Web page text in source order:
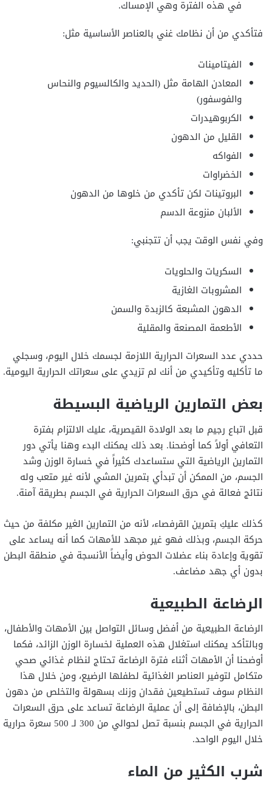
في هذه الفترة وهي الإمساك.
فتأكدي من أن نظامك غني بالعناصر الأساسية مثل:
الفيتامينات
المعادن الهامة مثل (الحديد والكالسيوم والنحاس
والفوسفور)
الكربوهيدرات
القليل من الدهون
الفواكه
الخضراوات
البروتينات لكن تأكدي من خلوها من الدهون
الألبان منزوعة الدسم
وفي نفس الوقت يجب أن تتجنبي:
السكريات والحلويات
المشروبات الغازية
الدهون المشبعة كالزبدة والسمن
الأطعمة المصنعة والمقلية
حددي عدد السعرات الحرارية اللازمة لجسمك خلال اليوم، وسجلي
ما تأكليه وتأكيدي من أنك لم تزيدي على سعراتك الحرارية اليومية.
بعض التمارين الرياضية البسيطة
قبل اتباع رجيم ما بعد الولادة القيصرية، عليك الالتزام بفترة
التعافي أولاً كما أوضحنا. بعد ذلك يمكنك البدء وهنا يأتي دور
التمارين الرياضية التي ستساعدك كثيراً في خسارة الوزن وشد
الجسم، من الممكن أن تبدأي بتمرين المشي لأنه غير متعب وله
نتائج فعالة في حرق السعرات الحرارية في الجسم بطريقة آمنة.
كذلك عليكِ بتمرين القرفصاء، لأنه من التمارين الغير مكلفة من حيث
حركة الجسم، وبذلك فهو غير مجهد للأمهات كما أنه يساعد على
تقوية وإعادة بناء عضلات الحوض وأيضاً الأنسجة في منطقة البطن
بدون أي جهد مضاعف.
الرضاعة الطبيعية
الرضاعة الطبيعية من أفضل وسائل التواصل بين الأمهات والأطفال،
وبالتأكد يمكنك استغلال هذه العملية لخسارة الوزن الزائد، فكما
أوضحنا أن الأمهات أثناء فترة الرضاعة تحتاج لنظام غذائي صحي
متكامل لتوفير العناصر الغذائية لطفلها الرضيع، ومن خلال هذا
النظام سوف تستطيعين فقدان وزنك بسهولة والتخلص من دهون
البطن، بالإضافة إلى أن عملية الرضاعة تساعد على حرق السعرات
الحرارية في الجسم بنسبة تصل لحوالي من 300 لـ 500 سعرة حرارية
خلال اليوم الواحد.
شرب الكثير من الماء